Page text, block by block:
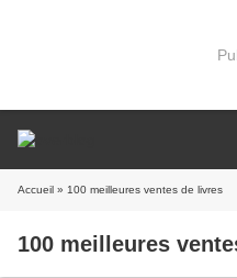
Accueil » 100 meilleures ventes de livres
100 meilleures